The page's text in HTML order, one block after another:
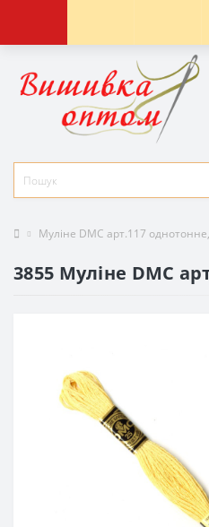
Муліне DMC арт.117
3855 Муліне DMC